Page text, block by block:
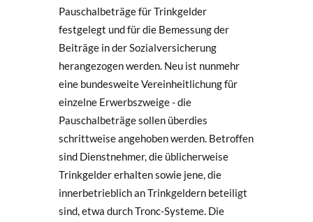
Pauschalbeträge für Trinkgelder
festgelegt und für die Bemessung der
Beiträge in der Sozialversicherung
herangezogen werden. Neu ist nunmehr
eine bundesweite Vereinheitlichung für
einzelne Erwerbszweige - die
Pauschalbeträge sollen überdies
schrittweise angehoben werden. Betroffen
sind Dienstnehmer, die üblicherweise
Trinkgelder erhalten sowie jene, die
innerbetrieblich an Trinkgeldern beteiligt
sind, etwa durch Tronc-Systeme. Die